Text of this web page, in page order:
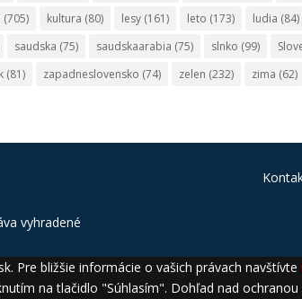
(705) kultura (80) lesy (161) leto (173) ludia (84)
saudska (75) saudskaarabia (75) slnko (99)
(81) zapadneslovensko (74) zelen (232) zima (62)
vyhradené
Pre bližšie informácie o vašich právach navštívte
na tlačidlo "Súhlasím". Dohľad nad